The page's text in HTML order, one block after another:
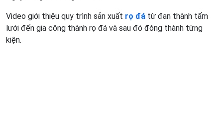
Video giới thiệu quy trình sản xuất rọ đá từ đan thành tấm
lưới đến gia công thành rọ đá và sau đó đóng thành từng
kiện.